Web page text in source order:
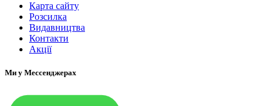
Карта сайту
Розсилка
Видавництва
Контакти
Акції
Ми у Мессенджерах